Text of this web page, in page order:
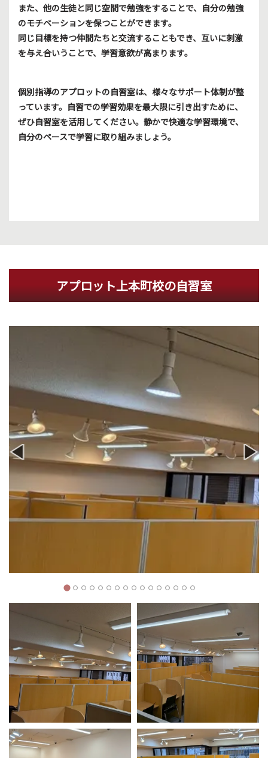
また、他の生徒と同じ空間で勉強をすることで、自分の勉強
のモチベーションを保つことができます。
同じ目標を持つ仲間たちと交流することもでき、互いに刺激
を与え合いうことで、学習意欲が高まります。
個別指導のアプロットの自習室は、様々なサポート体制が整
っています。自習での学習効果を最大限に引き出すために、
ぜひ自習室を活用してください。静かで快適な学習環境で、
自分のペースで学習に取り組みましょう。
アプロット上本町校の自習室